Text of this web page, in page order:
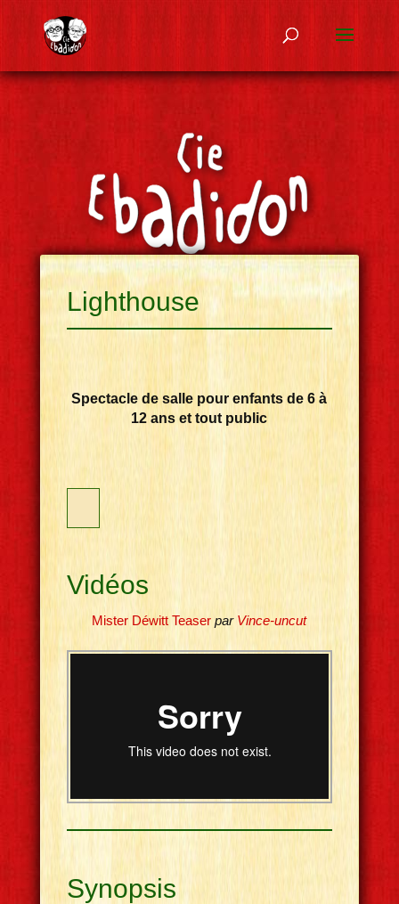
Lighthouse
Spectacle de salle pour enfants de 6 à
12 ans et tout public
Vidéos
Mister Déwitt Teaser par Vince-uncut
Synopsis